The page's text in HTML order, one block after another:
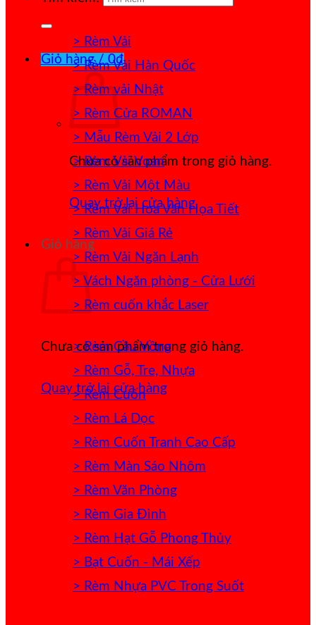
Giỏ hàng /0₫
Chưa có sản phẩm trong giỏ hàng.
Quay trở lại cửa hàng
Giỏ hàng
Chưa có sản phẩm trong giỏ hàng.
Quay trở lại cửa hàng
> Rèm Vải
> Rèm Vải Hàn Quốc
> Rèm vải Nhật
> Rèm Cửa ROMAN
> Mẫu Rèm Vải 2 Lớp
> Rèm Vải Voan
> Rèm Vải Một Màu
> Rèm Vải Hoa Văn Họa Tiết
> Rèm Vải Giá Rẻ
> Rèm Vải Ngăn Lạnh
> Vách Ngăn phòng - Cửa Lưới
> Rèm cuốn khắc Laser
> Rèm Cầu Vồng
> Rèm Gỗ, Tre, Nhựa
> Rèm Cuốn
> Rèm Lá Dọc
> Rèm Cuốn Tranh Cao Cấp
> Rèm Màn Sáo Nhôm
> Rèm Văn Phòng
> Rèm Gia Đình
> Rèm Hạt Gỗ Phong Thủy
> Bạt Cuốn - Mái Xếp
> Rèm Nhựa PVC Trong Suốt